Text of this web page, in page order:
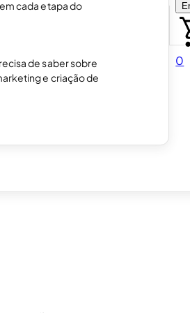
cada etapa do
de saber sobre
e criação de
0
quer criar o seu site.
a criação de sites com IA